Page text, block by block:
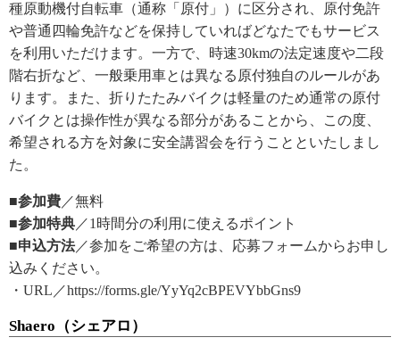
種原動機付自転車（通称「原付」）に区分され、原付免許
や普通四輪免許などを保持していればどなたでもサービス
を利用いただけます。一方で、時速30kmの法定速度や二段
階右折など、一般乗用車とは異なる原付独自のルールがあ
ります。また、折りたたみバイクは軽量のため通常の原付
バイクとは操作性が異なる部分があることから、この度、
希望される方を対象に安全講習会を行うことといたしまし
た。
■参加費 ／無料
■参加特典 ／1時間分の利用に使えるポイント
■申込方法／参加をご希望の方は、応募フォームからお申し
込みください。
・URL／https://forms.gle/YyYq2cBPEVYbbGns9
Shaero（シェアロ）